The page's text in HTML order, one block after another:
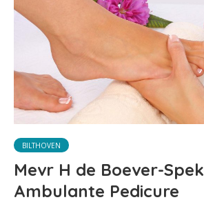
BILTHOVEN
Mevr H de Boever-Spek
Ambulante Pedicure